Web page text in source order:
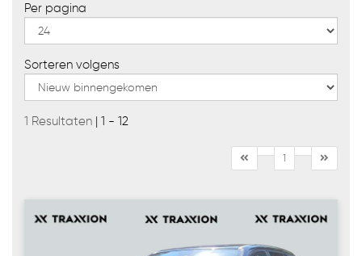
Per pagina
Sorteren volgens
1 Resultaten | 1 - 12
1